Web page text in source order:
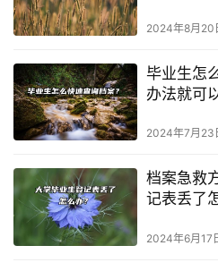
2024年8月20
毕业生怎
办法就可
2024年7月23
档案急救
记表丢了
2024年6月17